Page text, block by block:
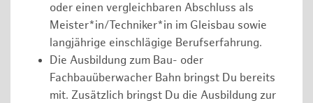
oder einen vergleichbaren Abschluss als
Meister*in/Techniker*in im Gleisbau sowie
langjährige einschlägige Berufserfahrung.
Die Ausbildung zum Bau- oder
Fachbauüberwacher Bahn bringst Du bereits
mit. Zusätzlich bringst Du die Ausbildung zur